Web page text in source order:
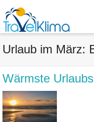
Urlaub im März:
Wärmste